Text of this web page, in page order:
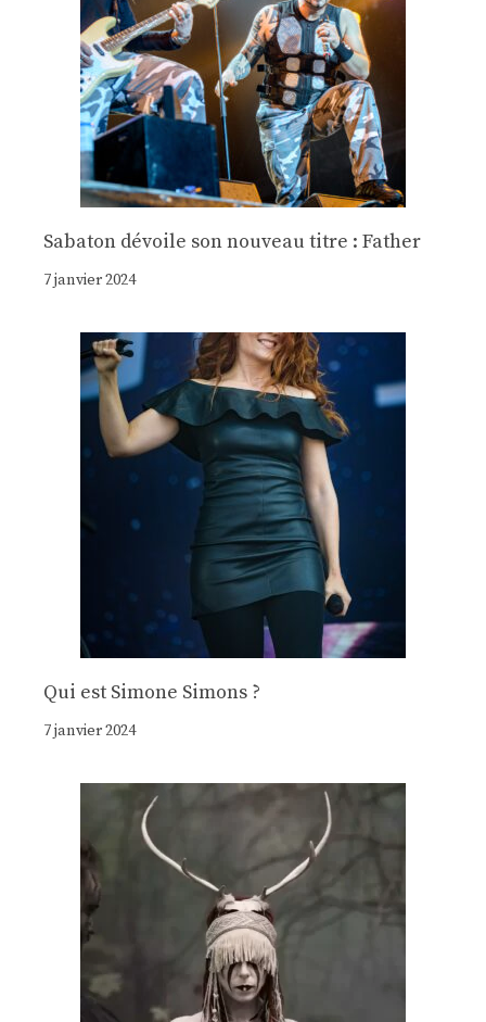
Sabaton dévoile son nouveau titre : Father
7 janvier 2024
Qui est Simone Simons ?
7 janvier 2024